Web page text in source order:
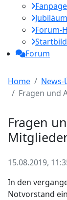
Forum-
Forum
Home
Fragen und
Fragen
15.08.2019,
In den
Notvorstand